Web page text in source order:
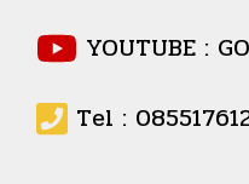
YOUTUBE :
Tel :